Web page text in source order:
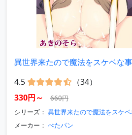
異世界来たので魔法をスケベな
4.5
（34）
330円～
660円
シリーズ： 異世界来たので魔法をスケ
メーカー： ぺたパン